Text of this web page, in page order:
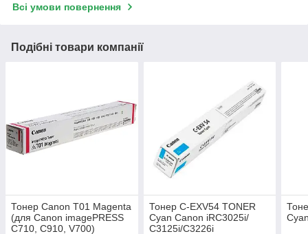
Всі умови повернення
Подібні товари компанії
Тонер Canon T01 Magenta
(для Canon imagePRESS
C710, C910, V700)
Тонер C-EXV54 TONER
Cyan Canon iRC3025i/
С3125i/C3226i